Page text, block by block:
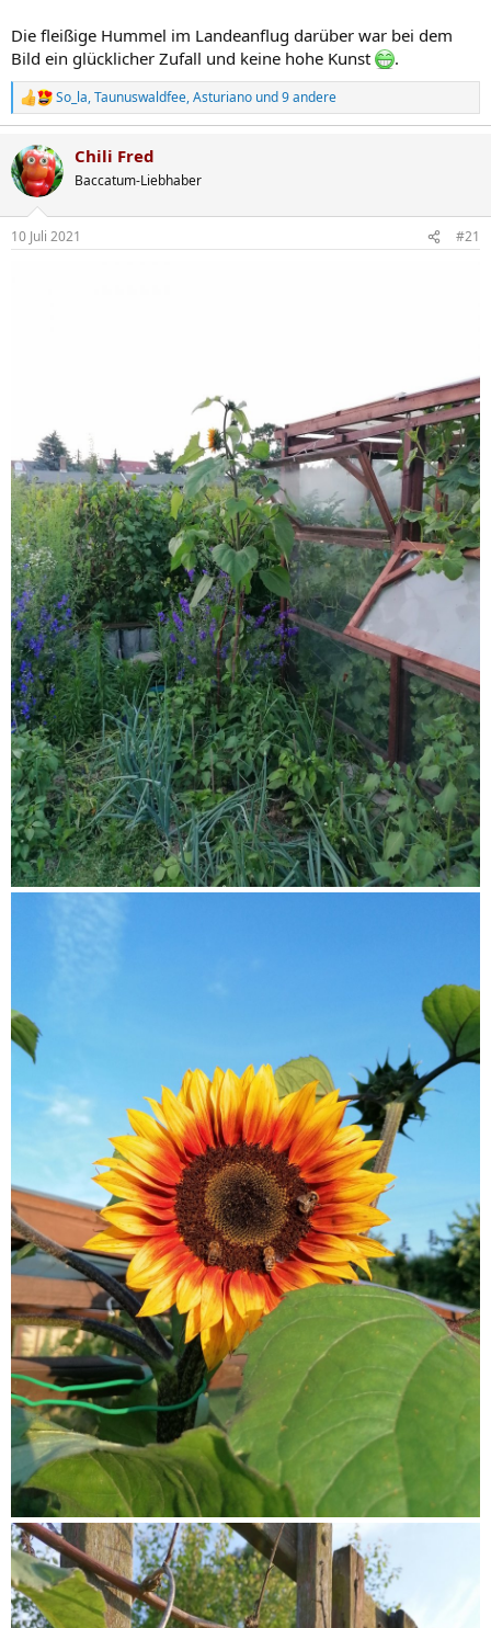
Die fleißige Hummel im Landeanflug darüber war bei dem
Bild ein glücklicher Zufall und keine hohe Kunst
.
R
e
k
t
i
e
So_la,Taunuswaldfee,Asturiano und 9 andere
Chili Fred
Baccatum-Liebhaber
10 Juli 2021 #21